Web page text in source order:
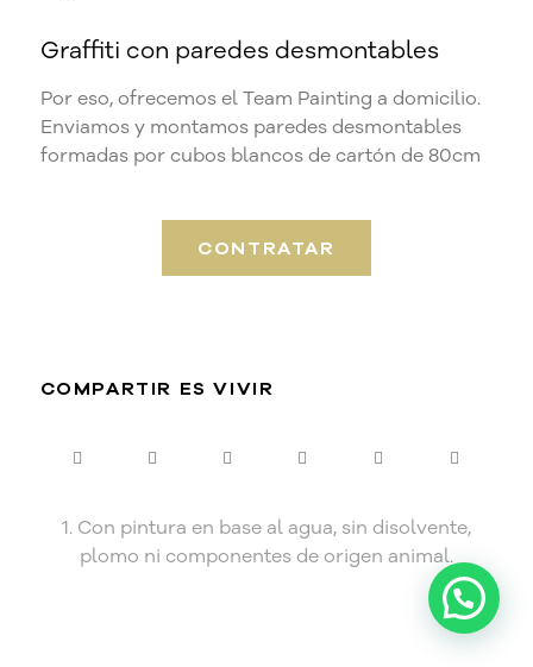
Graffiti con paredes desmontables
Por eso, ofrecemos el Team Painting a domicilio.
Enviamos y montamos paredes desmontables
formadas por cubos blancos de cartón de 80cm
CONTRATAR
COMPARTIR ES VIVIR
1. Con pintura en base al agua, sin disolvente,
plomo ni componentes de origen animal.